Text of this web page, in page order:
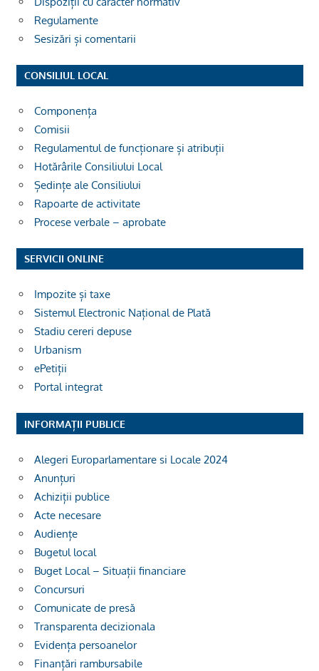
Regulamente
Sesizări și comentarii
CONSILIUL LOCAL
Componența
Comisii
Regulamentul de funcționare și atribuții
Hotărârile Consiliului Local
Ședințe ale Consiliului
Rapoarte de activitate
Procese verbale – aprobate
SERVICII ONLINE
Impozite și taxe
Sistemul Electronic Național de Plată
Stadiu cereri depuse
Urbanism
ePetiții
Portal integrat
INFORMAȚII PUBLICE
Alegeri Europarlamentare si Locale 2024
Anunțuri
Achiziții publice
Acte necesare
Audiențe
Bugetul local
Buget Local – Situații financiare
Concursuri
Comunicate de presă
Transparenta decizionala
Evidența persoanelor
Finanțări rambursabile